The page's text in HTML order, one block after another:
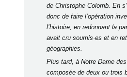
de Christophe Colomb. En
donc de faire l’opération
l’histoire, en redonnant la
avait cru soumis·es et en
géographies.
Plus tard, à Notre Dame
composée de deux ou trois